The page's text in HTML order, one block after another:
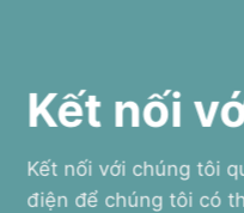
Kết nối
Kết nối với chúng tôi
điện để chúng tôi có